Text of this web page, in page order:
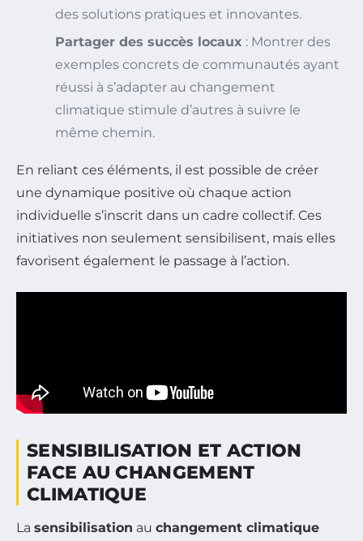
des solutions pratiques et innovantes.
Partager des succès locaux : Montrer des
exemples concrets de communautés ayant
réussi à s’adapter au changement
climatique stimule d’autres à suivre le
même chemin.
En reliant ces éléments, il est possible de créer
une dynamique positive où chaque action
individuelle s’inscrit dans un cadre collectif. Ces
initiatives non seulement sensibilisent, mais elles
favorisent également le passage à l’action.
SENSIBILISATION ET ACTION
FACE AU CHANGEMENT
CLIMATIQUE
La sensibilisation au changement climatique